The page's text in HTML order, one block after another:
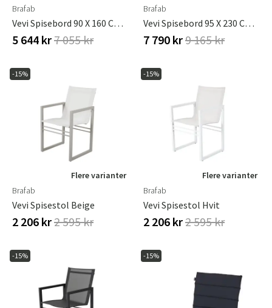
Brafab
Vevi Spisebord 90 X 160 Cm Kaki Brafab
5 644 kr7 055 kr
Brafab
Vevi Spisebord 95 X 230 Cm Kaki Brafab
7 790 kr9 165 kr
-15%
Flere varianter
Brafab
Vevi Spisestol Beige
2 206 kr2 595 kr
-15%
Flere varianter
Brafab
Vevi Spisestol Hvit
2 206 kr2 595 kr
-15% -15%